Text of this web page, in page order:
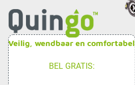
Veilig, wendbaar en comfortabel
BEL GRATIS: